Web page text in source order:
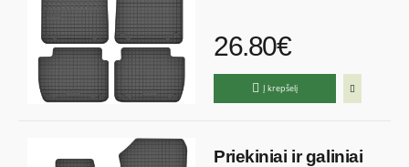
26.80€
Į krepšelį
Priekiniai ir galiniai